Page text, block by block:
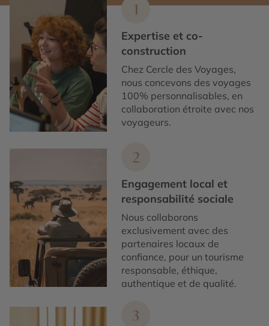
1
Expertise et co-
construction
Chez Cercle des Voyages,
nous concevons des voyages
100% personnalisables, en
collaboration étroite avec nos
voyageurs.
2
Engagement local et
responsabilité sociale
Nous collaborons
exclusivement avec des
partenaires locaux de
confiance, pour un tourisme
responsable, éthique,
authentique et de qualité.
3